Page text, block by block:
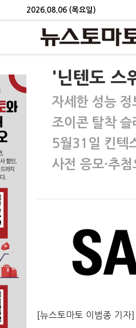
2026.08.06 (목요일)
'닌텐도 스
자세한 성능 정
조이콘 탈착
5월31일 킨텍
사전 응모·추
[뉴스토마토 이범종 기